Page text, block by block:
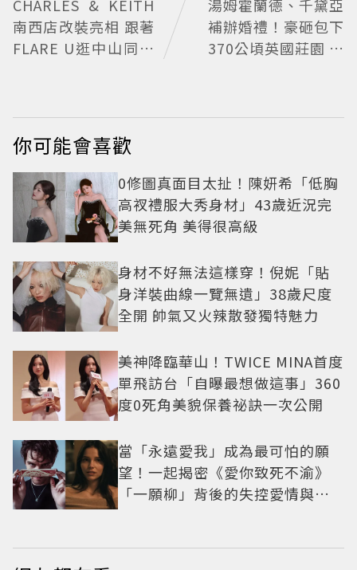
CHARLES & KEITH
南西店改裝亮相 跟著
FLARE U逛中山同款
湯姆霍蘭德、千黛亞
補辦婚禮！豪砸包下
370公頃英國莊園 低
你可能會喜歡
0修圖真面目太扯！陳妍希「低胸
高衩禮服大秀身材」43歲近況完
美無死角 美得很高級
身材不好無法這樣穿！倪妮「貼
身洋裝曲線一覽無遺」38歲尺度
全開 帥氣又火辣散發獨特魅力
美神降臨華山！TWICE MINA首度
單飛訪台「自曝最想做這事」360
度0死角美貌保養祕訣一次公開
當「永遠愛我」成為最可怕的願
望！一起揭密《愛你致死不渝》
「一願柳」背後的失控愛情與爆